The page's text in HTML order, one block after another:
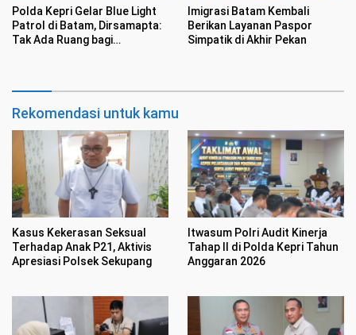
Polda Kepri Gelar Blue Light
Patrol di Batam, Dirsamapta:
Tak Ada Ruang bagi
Imigrasi Batam Kembali
Berikan Layanan Paspor
Simpatik di Akhir Pekan
Rekomendasi untuk kamu
Kasus Kekerasan Seksual
Terhadap Anak P21, Aktivis
Apresiasi Polsek Sekupang
Itwasum Polri Audit Kinerja
Tahap II di Polda Kepri Tahun
Anggaran 2026